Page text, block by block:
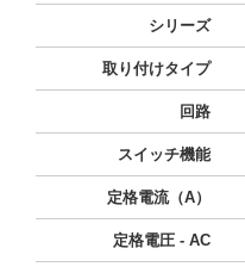
シリーズ
取り付けタイプ
回路
スイッチ機能
定格電流（A）
定格電圧 - AC